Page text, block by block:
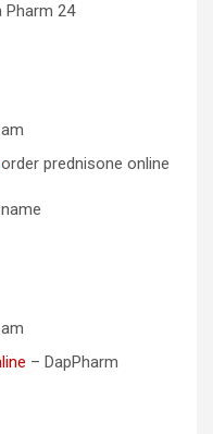
Pharm 24
order prednisone online
– DapPharm